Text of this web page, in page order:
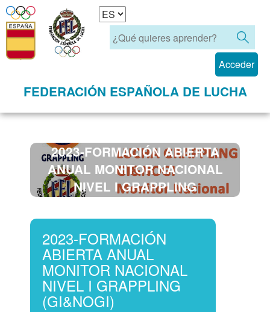
Acceder
FEDERACIÓN ESPAÑOLA DE LUCHA
2023-FORMACIÓN ABIERTA
ANUAL MONITOR NACIONAL
NIVEL I GRAPPLING
2023-FORMACIÓN
ABIERTA ANUAL
MONITOR NACIONAL
NIVEL I GRAPPLING
(GI&NOGI)